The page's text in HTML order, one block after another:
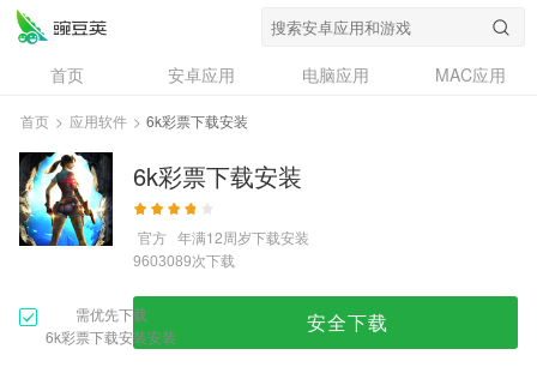
首页 安卓应用 电脑应用
MAC应用
资讯
专题
问答
首页 > 应用软件 > 6k彩票下载安装
6k彩票下载安装
官方 年满12周岁下载安装
9603089次下载
需优先下载
6k彩票下载安装安装
安全下载